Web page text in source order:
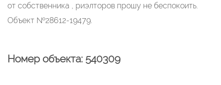
от собственника , риэлторов прошу не беспокоить.
Объект №28612-19479.
Номер объекта: 540309